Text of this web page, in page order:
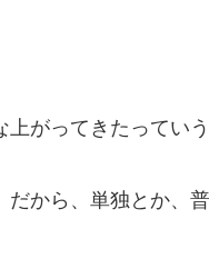
上がってきたってい
だから、単独とか、